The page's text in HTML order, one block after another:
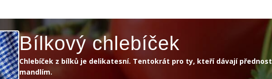
Bílkový chlebíček
Chlebíček z bílků je delikatesní. Tentokrát pro ty, kteří dávají přednost
mandlím.